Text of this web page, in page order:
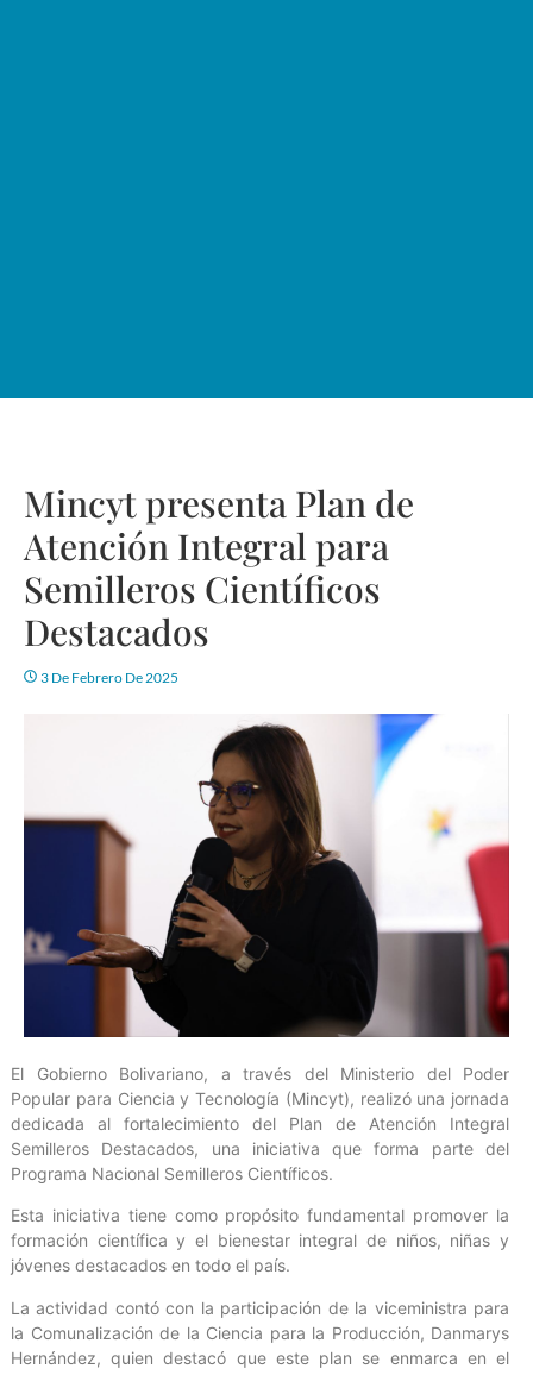
Mincyt presenta Plan de
Atención Integral para
Semilleros Científicos
Destacados
3 De Febrero De 2025
El Gobierno Bolivariano, a través del Ministerio del Poder
Popular para Ciencia y Tecnología (Mincyt), realizó una jornada
dedicada al fortalecimiento del Plan de Atención Integral
Semilleros Destacados, una iniciativa que forma parte del
Programa Nacional Semilleros Científicos.
Esta iniciativa tiene como propósito fundamental promover la
formación científica y el bienestar integral de niños, niñas y
jóvenes destacados en todo el país.
La actividad contó con la participación de la viceministra para
la Comunalización de la Ciencia para la Producción, Danmarys
Hernández, quien destacó que este plan se enmarca en el